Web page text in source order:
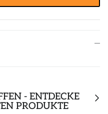
- ENTDECKE
PRODUKTE